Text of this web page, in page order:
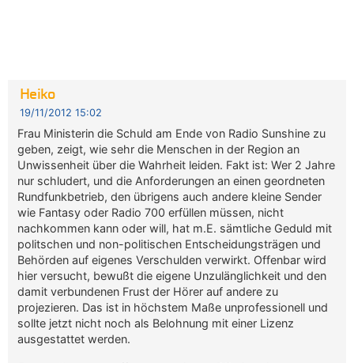
Heiko
19/11/2012 15:02
Frau Ministerin die Schuld am Ende von Radio Sunshine zu
geben, zeigt, wie sehr die Menschen in der Region an
Unwissenheit über die Wahrheit leiden. Fakt ist: Wer 2 Jahre
nur schludert, und die Anforderungen an einen geordneten
Rundfunkbetrieb, den übrigens auch andere kleine Sender
wie Fantasy oder Radio 700 erfüllen müssen, nicht
nachkommen kann oder will, hat m.E. sämtliche Geduld mit
politschen und non-politischen Entscheidungsträgen und
Behörden auf eigenes Verschulden verwirkt. Offenbar wird
hier versucht, bewußt die eigene Unzulänglichkeit und den
damit verbundenen Frust der Hörer auf andere zu
projezieren. Das ist in höchstem Maße unprofessionell und
sollte jetzt nicht noch als Belohnung mit einer Lizenz
ausgestattet werden.